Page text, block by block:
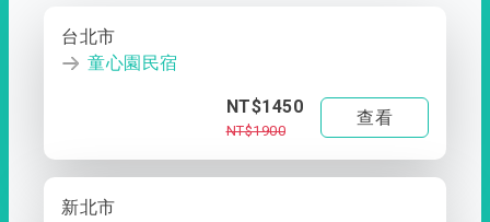
台北市
童心園民宿
NT$1450
NT$1900
查看
新北市